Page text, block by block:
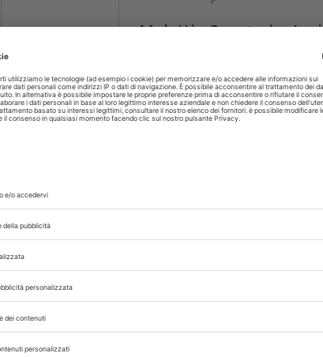
Malattia Congo: ipotesi
malnutrizione. Le
indagini delle autorità
sanitarie
A cura diRedazione Vet33
ATTUALITÀ 04/10/2024
Mpox: 866 decessi in